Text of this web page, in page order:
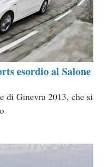
esordio al Salone
di Ginevra 2013, che si